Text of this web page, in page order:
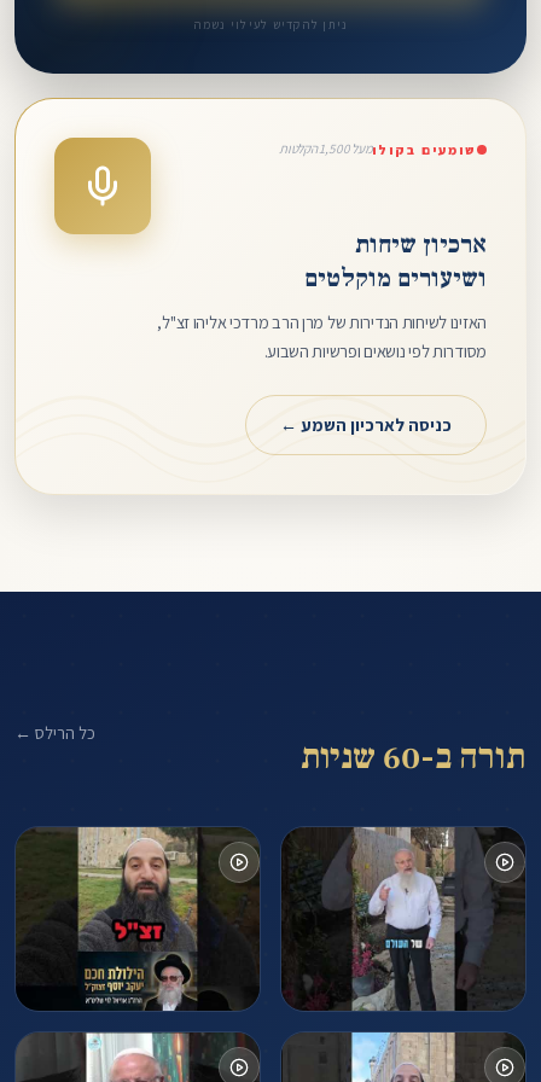
ניתן להקדיש לעילוי נשמה
שומעים בקולומעל 1,500 הקלטות
ארכיון שיחות
ושיעורים מוקלטים
האזינו לשיחות הנדירות של מרן הרב מרדכי אליהו זצ"ל,
מסודרות לפי נושאים ופרשיות השבוע.
כניסה לארכיון השמע ←
תורה ב-60 שניות
כל הרילס ←